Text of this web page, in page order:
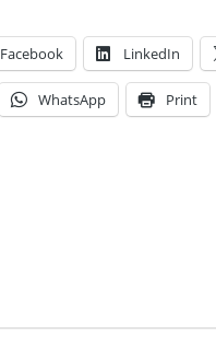
Facebook LinkedIn
WhatsApp Print